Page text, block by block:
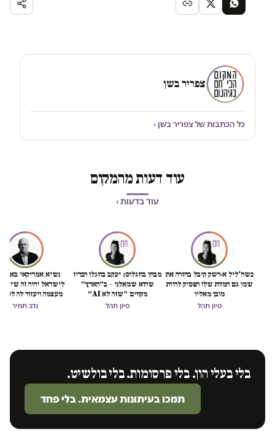
צפריר בשן
כל הכתבות של צפריר בשן ›
עוד דעות מהמקום
עוד בדעות ›
כשח'ליל א-רשק קיבל בחזרה את
שמו גם המוות שלו הפסיק להיות
מובן מאליו
סיון תהל
מבחן בוזגלוס: יעקב בוזגלו הכריז
שהוא שמאלני – ב״הארץ״
מקווים ״שזה לא AI״
סיון תהל
נשיא אמריקאי באמת
לישראל יהיה זה
מעצמה ויעזור לה
הכיבוש
נדב תמיר
בלי בעלי הון. בלי פרסומות. בלי בולשיט.
תמכו בעיתונות עצמאית. בלי פחד